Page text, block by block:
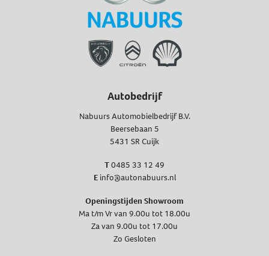
Autobedrijf
Nabuurs Automobielbedrijf B.V.
Beersebaan 5
5431 SR Cuijk
T0485 33 12 49
E info@autonabuurs.nl
Openingstijden Showroom
Ma t/m Vr van 9.00u tot 18.00u
Za van 9.00u tot 17.00u
Zo Gesloten